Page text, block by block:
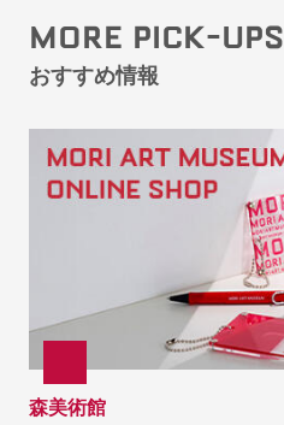
MORE PICK-UPS
おすすめ情報
森美術館